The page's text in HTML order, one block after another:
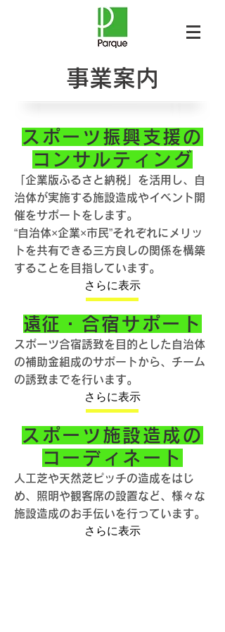
​事業案内
スポーツ振興支援の
コンサルティング
「企業版ふるさと納税」を活用し、自
治体が実施する施設造成やイベント開
催をサポートをします。
​“自治体×企業×市民”それぞれにメリッ
トを共有できる三方良しの関係を構築
することを目指しています。
さらに表示
​遠征・合宿サポート
スポーツ合宿誘致を目的とした自治体
の補助金組成のサポートから、チーム
の誘致までを行います。
さらに表示
スポーツ施設造成の
コーディネート
人工芝や天然芝ピッチの造成をはじ
め、 照明や観客席の設置など、様々な
施設造成のお手伝いを行っています。
さらに表示